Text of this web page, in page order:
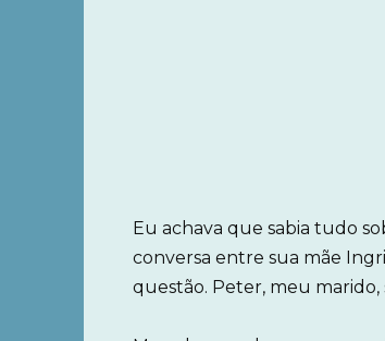
Eu achava que sabia tudo
conversa entre sua mãe
questão. Peter, meu